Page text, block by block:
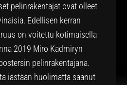
pelinrakentajat ovat olleet
Edellisen kerran
on voitettu kotimaisella
2019 Miro Kadmiryn
pelinrakentajana.
iästään huolimatta saanut